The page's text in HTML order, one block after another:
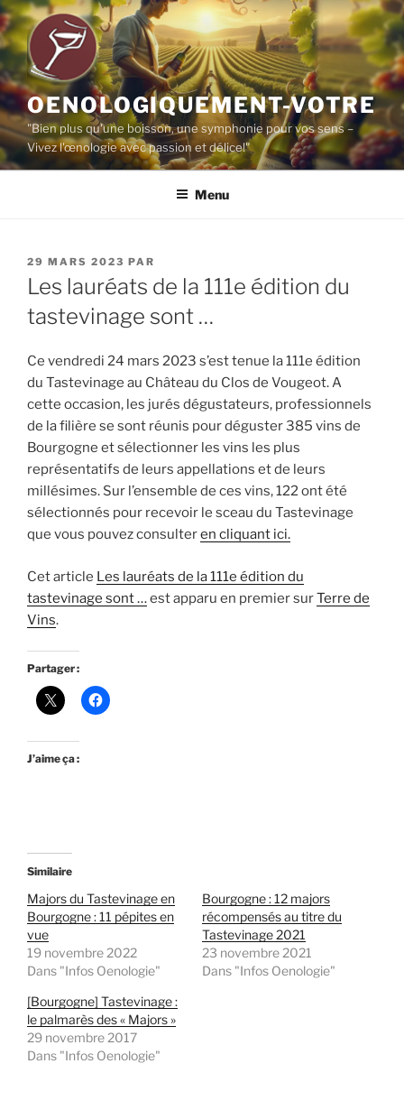
Aller
au
contenu
principal
OENOLOGIQUEMENT-VOTRE
"Bien plus qu'une boisson, une symphonie pour vos sens –
Vivez l'œnologie avec passion et délice!"
Menu
PUBLIÉ
LE
29 MARS 2023 PAR
Les lauréats de la 111e édition du
tastevinage sont …
Ce vendredi 24 mars 2023 s’est tenue la 111e édition
du Tastevinage au Château du Clos de Vougeot. A
cette occasion, les jurés dégustateurs, professionnels
de la filière se sont réunis pour déguster 385 vins de
Bourgogne et sélectionner les vins les plus
représentatifs de leurs appellations et de leurs
millésimes. Sur l’ensemble de ces vins, 122 ont été
sélectionnés pour recevoir le sceau du Tastevinage
que vous pouvez consulteren cliquant ici.
Cet article Les lauréats de la 111e édition du
tastevinage sont …est apparu en premier surTerre de
Vins.
Partager :
J’aime ça :
Similaire
Majors du Tastevinage en
Bourgogne : 11 pépites en
vue
19 novembre 2022
Dans "Infos Oenologie"
Bourgogne : 12 majors
récompensés au titre du
Tastevinage 2021
23 novembre 2021
Dans "Infos Oenologie"
[Bourgogne] Tastevinage :
le palmarès des « Majors »
29 novembre 2017
Dans "Infos Oenologie"